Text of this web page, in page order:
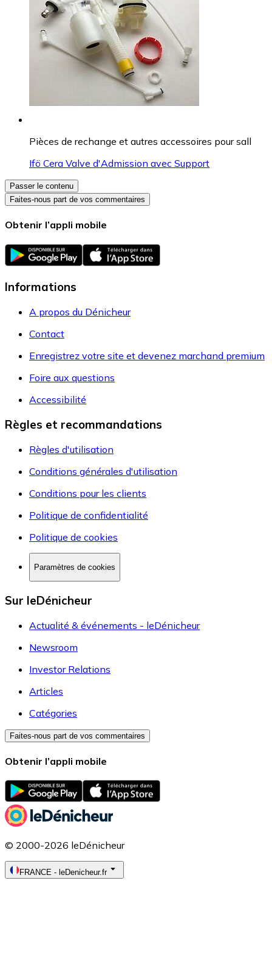
Pièces de rechange et autres accessoires pour sall
Ifö Cera Valve d'Admission avec Support
Passer le contenu
Faites-nous part de vos commentaires
Obtenir l’appli mobile
Informations
A propos du Dénicheur
Contact
Enregistrez votre site et devenez marchand premium
Foire aux questions
Accessibilité
Règles et recommandations
Règles d'utilisation
Conditions générales d'utilisation
Conditions pour les clients
Politique de confidentialité
Politique de cookies
Paramètres de cookies
Sur leDénicheur
Actualité & événements - leDénicheur
Newsroom
Investor Relations
Articles
Catégories
Faites-nous part de vos commentaires
Obtenir l’appli mobile
© 2000-2026 leDénicheur
FRANCE - leDenicheur.fr